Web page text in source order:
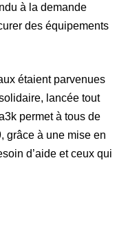
à la demande
des équipements
étaient parvenues
lancée tout
permet à tous de
grâce à une mise en
d’aide et ceux qui